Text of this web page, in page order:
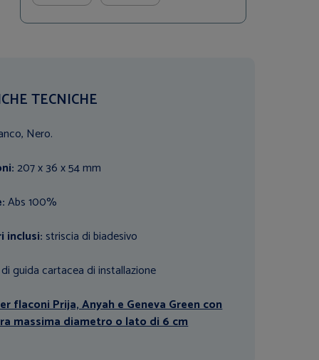
TECNICHE
Nero.
207 x 36 x 54 mm
Abs 100%
inclusi: striscia di biadesivo
guida cartacea di installazione
flaconi Prija, Anyah e Geneva Green con
massima diametro o lato di 6 cm